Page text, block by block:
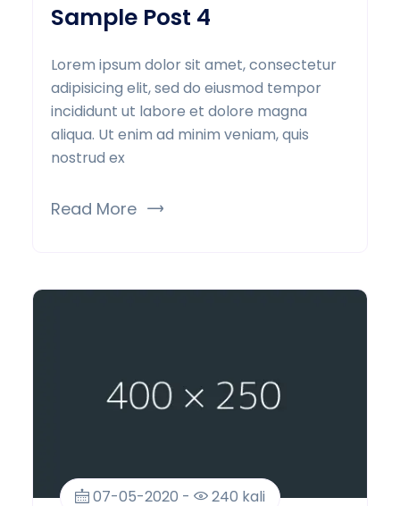
Sample Post 4
Lorem ipsum dolor sit amet, consectetur
adipisicing elit, sed do eiusmod tempor
incididunt ut labore et dolore magna
aliqua. Ut enim ad minim veniam, quis
nostrud ex
Read More
07-05-2020 - 240 kali